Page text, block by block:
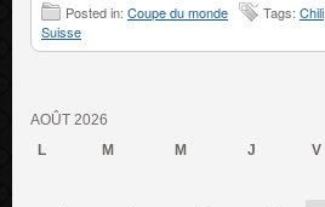
Posted in: Coupe du monde Tags: Chili
Suisse
AOÛT 2026
L
M M J V